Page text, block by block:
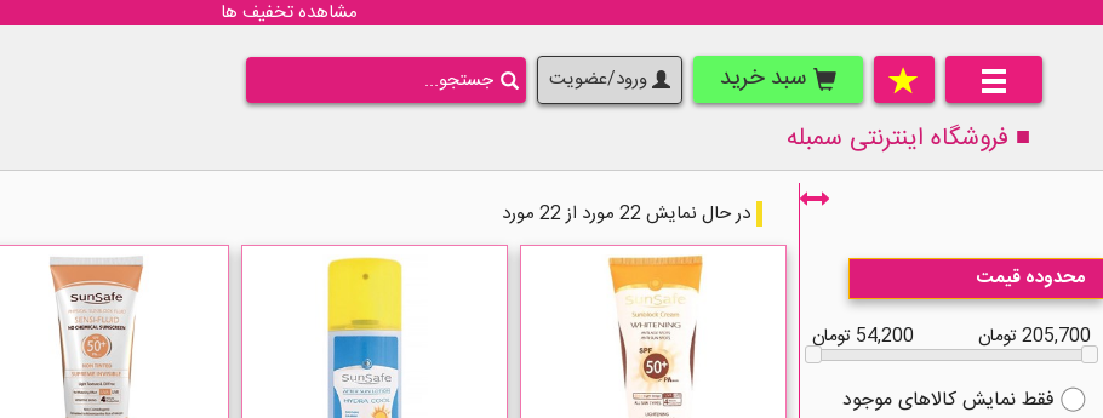
مشاهده تخفیف ها
سبد خرید ورود/عضویت
■ فروشگاه اینترنتی سمبله
محدوده قیمت
205,700 تومان
54,200 تومان
فقط نمایش کالاهای موجود
در حال نمایش 22 مورد از 22 مورد